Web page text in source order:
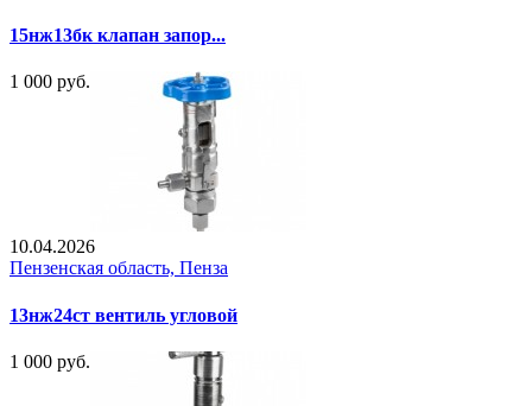
15нж13бк клапан запор...
1 000 руб.
10.04.2026
Пензенская область, Пенза
13нж24ст вентиль угловой
1 000 руб.